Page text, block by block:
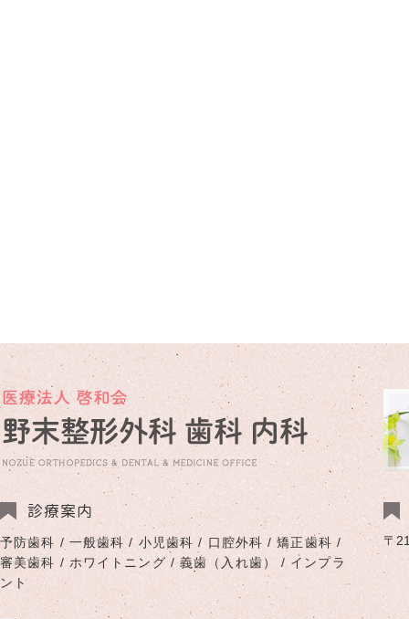
診療案内
予防歯科 / 一般歯科 / 小児歯科 / 口腔外科 / 矯正歯科 /
審美歯科 / ホワイトニング / 義歯（入れ歯） / インプラ
ント
〒